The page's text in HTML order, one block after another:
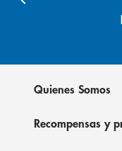
Quienes Somos
Recompensas y